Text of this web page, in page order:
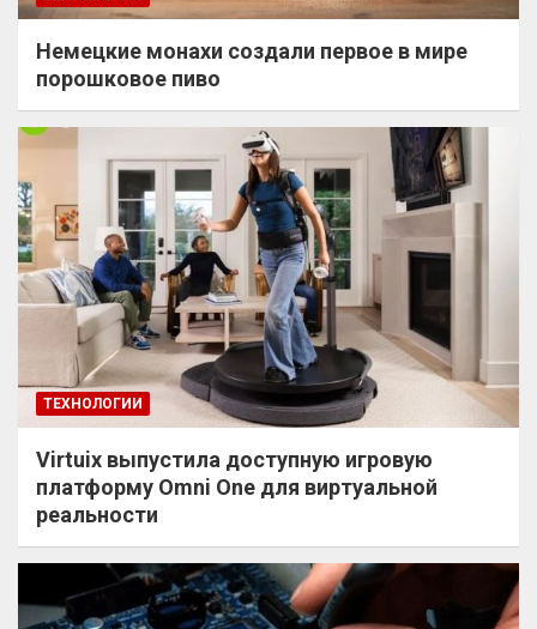
Немецкие монахи создали первое в мире
порошковое пиво
ТЕХНОЛОГИИ
Virtuix выпустила доступную игровую
платформу Omni One для виртуальной
реальности